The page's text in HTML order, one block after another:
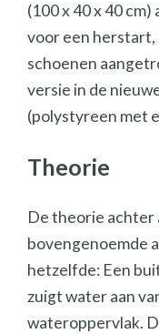
(100 x 40 x 40 cm)
voor een herstart,
schoenen
versie in de
(polystyreen met
Theorie
De theorie achter
bovengenoemde
hetzelfde: Een
zuigt water aan
wateroppervlak.